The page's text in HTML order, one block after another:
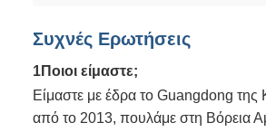
Συχνές Ερωτήσεις
1Ποιοι είμαστε;
Είμαστε με έδρα το Guangdong της
από το 2013, πουλάμε στη Βόρεια